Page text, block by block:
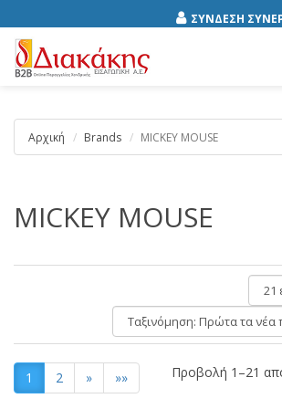
ΣΥΝΔΕΣΗ
Αρχική Brands MICKEY MOUSE
MICKEY MOUSE
είδη
ανά
Ταξινόμηση:
1 2 » »» Προβολή 1–21